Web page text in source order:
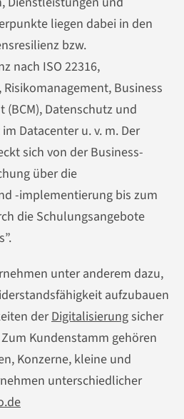
liegen dabei in den
bzw.
nach ISO 22316,
Business
Datenschutz und
Datacenter u. v. m. Der
sich von der Business-
über die
-implementierung bis zum
die Schulungsangebote
unter anderem dazu,
aufzubauen
derDigitalisierungsicher
Kundenstamm gehören
Konzerne, kleine und
unterschiedlicher